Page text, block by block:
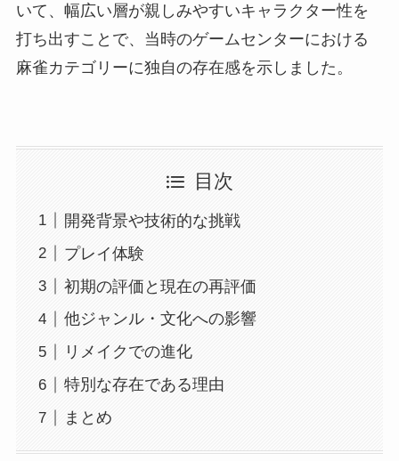
いて、幅広い層が親しみやすいキャラクター性を
打ち出すことで、当時のゲームセンターにおける
麻雀カテゴリーに独自の存在感を示しました。
目次
開発背景や技術的な挑戦
プレイ体験
初期の評価と現在の再評価
他ジャンル・文化への影響
リメイクでの進化
特別な存在である理由
まとめ